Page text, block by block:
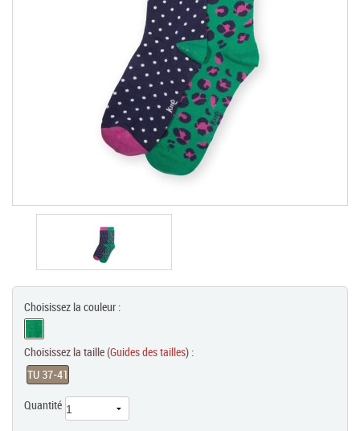
Choisissez la couleur :
Choisissez la taille (Guides des tailles) :
TU 37-41
Quantité